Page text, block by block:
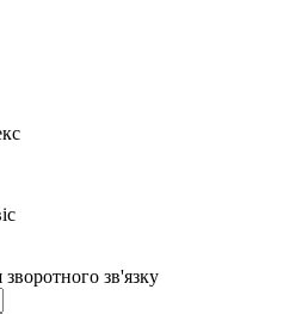
зворотного зв'язку